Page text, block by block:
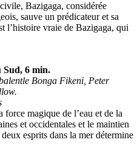
Bazigaga, considérée
sauve un prédicateur et sa
l’histoire vraie de Bazigaga, qui
Sud, 6 min.
Bonga Fikeni, Peter
magique de l’eau et de la
et occidentales et le maintien
esprits dans la mer détermine